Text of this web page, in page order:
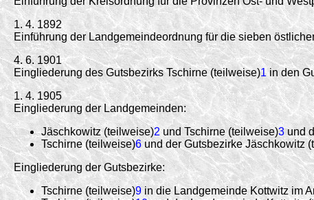
1. 4. 1892
Einführung der Landgemeindeordnung für die sieben
4. 6. 1901
Eingliederung des Gutsbezirks Tschirne (teilweise)1in den
1. 4. 1905
Eingliederung der Landgemeinden:
Jäschkowitz (teilweise)2 und Tschirne (teilweise)3und
Tschirne (teilweise)6und der Gutsbezirke Jäschkowitz
Eingliederung der Gutsbezirke:
Tschirne (teilweise)9in die Landgemeinde Kottwitz im